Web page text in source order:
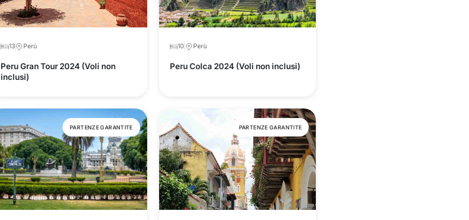
13 Perù
Peru Gran Tour 2024 (Voli non
inclusi)
10 Perù
Peru Colca 2024 (Voli non inclusi)
PARTENZE GARANTITE PARTENZE GARANTITE